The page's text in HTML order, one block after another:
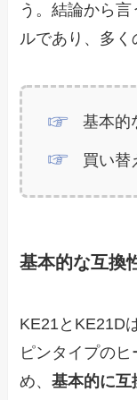
う。結論から
ルであり、多く
基本的
買い替
基本的な互換
KE21とKE21D
ピンタイプの
め、基本的に互